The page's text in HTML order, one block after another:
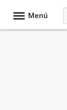
Menú